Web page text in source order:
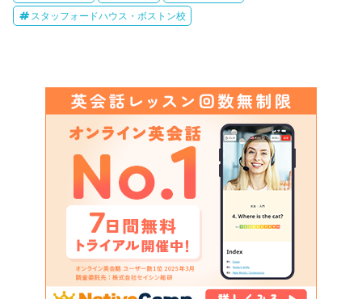
スタッフォードハウス・ボストン校